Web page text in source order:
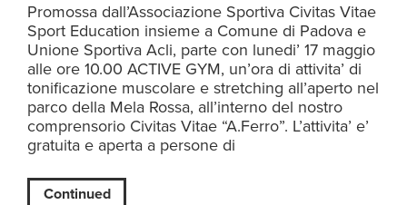
Promossa dall’Associazione Sportiva Civitas Vitae
Sport Education insieme a Comune di Padova e
Unione Sportiva Acli, parte con lunedi’ 17 maggio
alle ore 10.00 ACTIVE GYM, un’ora di attivita’ di
tonificazione muscolare e stretching all’aperto nel
parco della Mela Rossa, all’interno del nostro
comprensorio Civitas Vitae “A.Ferro”. L’attivita’ e’
gratuita e aperta a persone di
Continued